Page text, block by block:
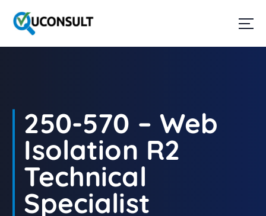
a
250-570 – Web
Isolation R2
Technical
Specialist